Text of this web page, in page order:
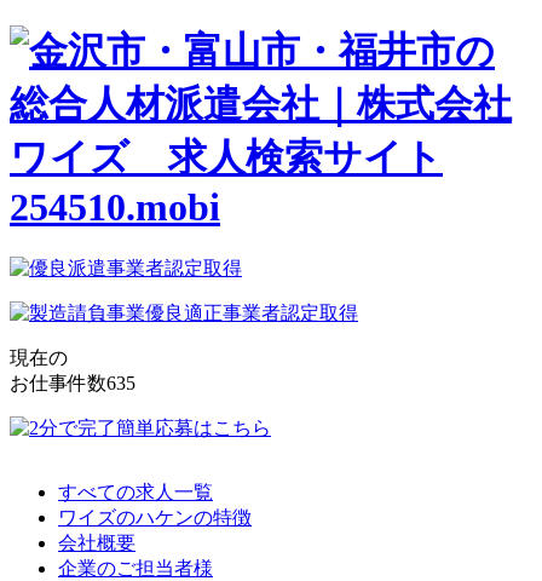
現在の
お仕事件数635
すべての求人一覧
ワイズのハケンの特徴
会社概要
企業のご担当者様